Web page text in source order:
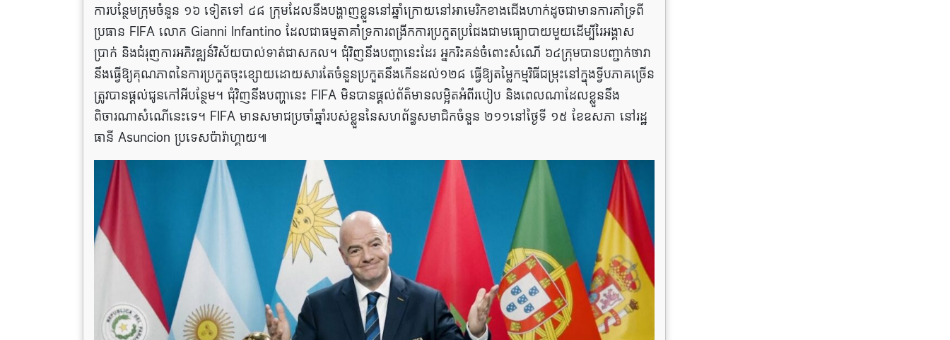
ការបន្ថែមក្រុមចំនួន ១៦ ទៀតទៅ ៤៨ ក្រុមដែលនឹងបង្ហាញខ្លួននៅឆ្នាំក្រោយនៅអាមេរិកខាងជើងហាក់ដូចជាមានការគាំទ្រពី
ប្រធាន FIFA លោក Gianni Infantino ដែលជាធម្មតាគាំទ្រការពង្រីកការប្រកួតប្រជែងជាមធ្យោបាយមួយដើម្បីរៃអង្គាស
ប្រាក់ និងជំរុញការអភិវឌ្ឍន៍វិស័យបាល់ទាត់ជាសកល។ ជុំវិញនឹងបញ្ហានេះដែរ អ្នករិះគន់ចំពោះសំណើ ៦៤ក្រុមបានបញ្ជាក់ថាវា
នឹងធ្វើឱ្យគុណភាពនៃការប្រកួតចុះខ្សោយដោយសារតែចំនួនប្រកួតនឹងកេីនដល់១២៨ ធ្វើឱ្យតម្លៃកម្មវិធីជម្រុះនៅក្នុងទ្វីបភាគច្រើន
ត្រូវបានផ្តល់ជូនកៅអីបន្ថែម។ ជុំវិញនឹងបញ្ហានេះ FIFA មិន​បាន​ផ្តល់​ព័ត៌មាន​លម្អិត​អំពី​របៀប និង​ពេល​ណា​ដែល​ខ្លួន​នឹង​
ពិចារណា​សំណើ​នេះ​ទេ។ FIFA មានសមាជប្រចាំឆ្នាំរបស់ខ្លួននៃសហព័ន្ធសមាជិកចំនួន ២១១នៅថ្ងៃទី ១៥ ខែឧសភា នៅរដ្ឋ
ធានី Asuncion ប្រទេសប៉ារ៉ាហ្គាយ៕